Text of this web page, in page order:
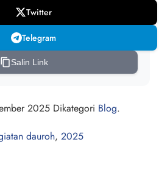
Twitter
Telegram
Salin Link
2025 Dikategori Blog.
dauroh, 2025